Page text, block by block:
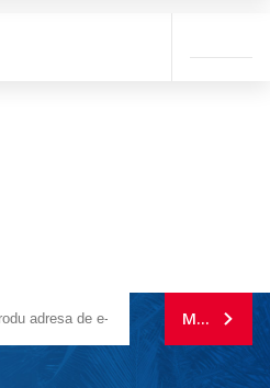
MA